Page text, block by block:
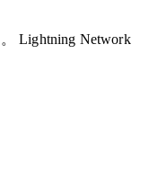
Lightning Network